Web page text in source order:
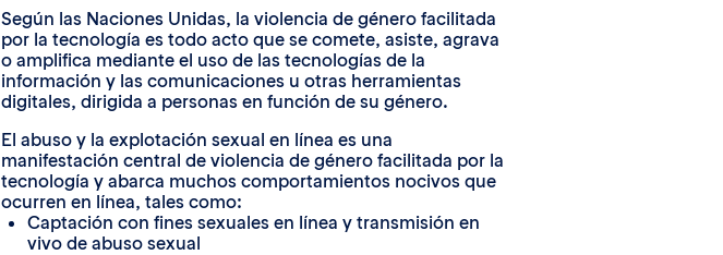
Según las Naciones Unidas, la violencia de género facilitada
por la tecnología es todo acto que se comete, asiste, agrava
o amplifica mediante el uso de las tecnologías de la
información y las comunicaciones u otras herramientas
digitales, dirigida a personas en función de su género.
El abuso y la explotación sexual en línea es una
manifestación central de violencia de género facilitada por la
tecnología y abarca muchos comportamientos nocivos que
ocurren en línea, tales como:
Captación con fines sexuales en línea y transmisión en
vivo de abuso sexual